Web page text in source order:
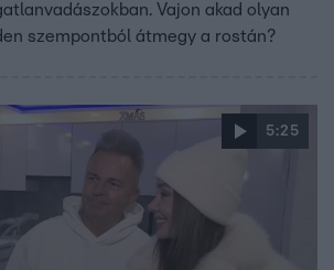
Vajon akad olyan
szempontból átmegy a rostán?
5:25